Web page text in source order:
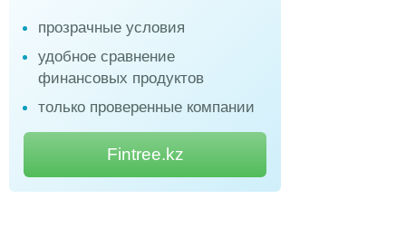
прозрачные условия
удобное сравнение
финансовых продуктов
только проверенные компании
Fintree.kz